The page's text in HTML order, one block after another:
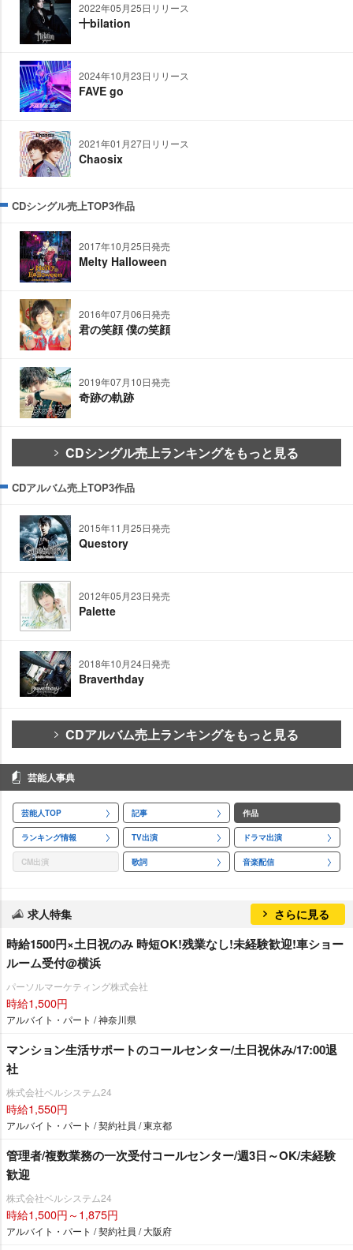
2022年05月25日リリース
十bilation
2024年10月23日リリース
FAVE go
2021年01月27日リリース
Chaosix
CDシングル売上TOP3作品
2017年10月25日発売
Melty Halloween
2016年07月06日発売
君の笑顔 僕の笑顔
2019年07月10日発売
奇跡の軌跡
CDシングル売上ランキングをもっと見る
CDアルバム売上TOP3作品
2015年11月25日発売
Questory
2012年05月23日発売
Palette
2018年10月24日発売
Braverthday
CDアルバム売上ランキングをもっと見る
芸能人事典
芸能人TOP 記事 作品
ランキング情報 TV出演 ドラマ出演
CM出演 歌詞 音楽配信
求人特集 さらに見る
時給1500円×土日祝のみ 時短OK!残業なし!未経験歓迎!車ショー
ルーム受付@横浜
パーソルマーケティング株式会社
時給1,500円
アルバイト・パート / 神奈川県
マンション生活サポートのコールセンター/土日祝休み/17:00退
社
株式会社ベルシステム24
時給1,550円
アルバイト・パート / 契約社員 / 東京都
管理者/複数業務の一次受付コールセンター/週3日～OK/未経験
歓迎
株式会社ベルシステム24
時給1,500円～1,875円
アルバイト・パート / 契約社員 / 大阪府